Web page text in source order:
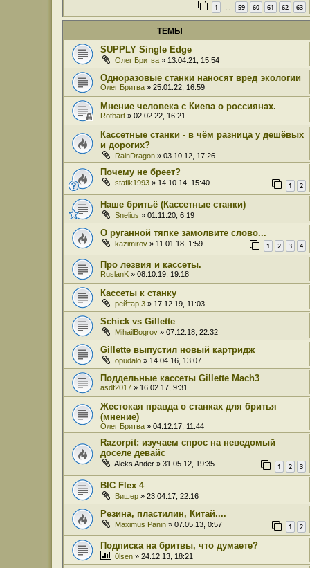
1 … 59 60 61 62 63
ТЕМЫ
SUPPLY Single Edge
Олег Бритва » 13.04.21, 15:54
Одноразовые станки наносят вред экологии
Олег Бритва » 25.01.22, 16:59
Мнение человека с Киева о россиянах.
Rotbart » 02.02.22, 16:21
Кассетные станки - в чём разница у дешёвых
и дорогих?
RainDragon » 03.10.12, 17:26
Почему не бреет?
stafik1993 » 14.10.14, 15:40 1 2
Наше бритьё (Кассетные станки)
Snelius » 01.11.20, 6:19
О руганной тяпке замолвите слово...
kazimirov » 11.01.18, 1:59 1 2 3 4
Про лезвия и кассеты.
RuslanK » 08.10.19, 19:18
Кассеты к станку
рейтар 3 » 17.12.19, 11:03
Schick vs Gillette
MihailBogrov » 07.12.18, 22:32
Gillette выпустил новый картридж
opudalo » 14.04.16, 13:07
Поддельные кассеты Gillette Mach3
asdf2017 » 16.02.17, 9:31
Жестокая правда о станках для бритья
(мнение)
Олег Бритва » 04.12.17, 11:44
Razorpit: изучаем спрос на неведомый
доселе девайс
Aleks Ander » 31.05.12, 19:35 1 2 3
BIC Flex 4
Вишер » 23.04.17, 22:16
Резина, пластилин, Китай....
Maximus Panin » 07.05.13, 0:57 1 2
Подписка на бритвы, что думаете?
0lsen » 24.12.13, 18:21